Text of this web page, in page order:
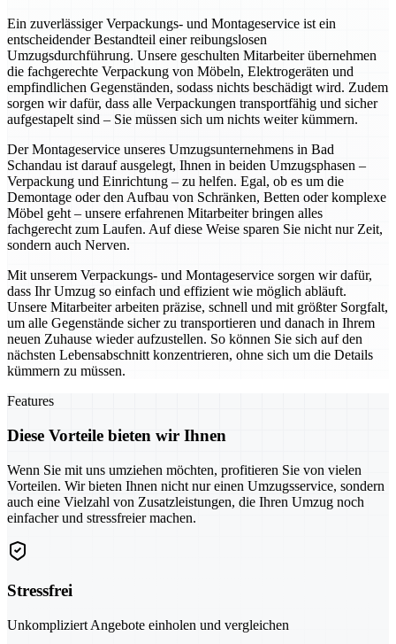
Ein zuverlässiger Verpackungs- und Montageservice ist ein
entscheidender Bestandteil einer reibungslosen
Umzugsdurchführung. Unsere geschulten Mitarbeiter übernehmen
die fachgerechte Verpackung von Möbeln, Elektrogeräten und
empfindlichen Gegenständen, sodass nichts beschädigt wird. Zudem
sorgen wir dafür, dass alle Verpackungen transportfähig und sicher
aufgestapelt sind – Sie müssen sich um nichts weiter kümmern.
Der Montageservice unseres Umzugsunternehmens in Bad
Schandau ist darauf ausgelegt, Ihnen in beiden Umzugsphasen –
Verpackung und Einrichtung – zu helfen. Egal, ob es um die
Demontage oder den Aufbau von Schränken, Betten oder komplexe
Möbel geht – unsere erfahrenen Mitarbeiter bringen alles
fachgerecht zum Laufen. Auf diese Weise sparen Sie nicht nur Zeit,
sondern auch Nerven.
Mit unserem Verpackungs- und Montageservice sorgen wir dafür,
dass Ihr Umzug so einfach und effizient wie möglich abläuft.
Unsere Mitarbeiter arbeiten präzise, schnell und mit größter Sorgfalt,
um alle Gegenstände sicher zu transportieren und danach in Ihrem
neuen Zuhause wieder aufzustellen. So können Sie sich auf den
nächsten Lebensabschnitt konzentrieren, ohne sich um die Details
kümmern zu müssen.
Features
Diese Vorteile bieten wir Ihnen
Wenn Sie mit uns umziehen möchten, profitieren Sie von vielen
Vorteilen. Wir bieten Ihnen nicht nur einen Umzugsservice, sondern
auch eine Vielzahl von Zusatzleistungen, die Ihren Umzug noch
einfacher und stressfreier machen.
Stressfrei
Unkompliziert Angebote einholen und vergleichen